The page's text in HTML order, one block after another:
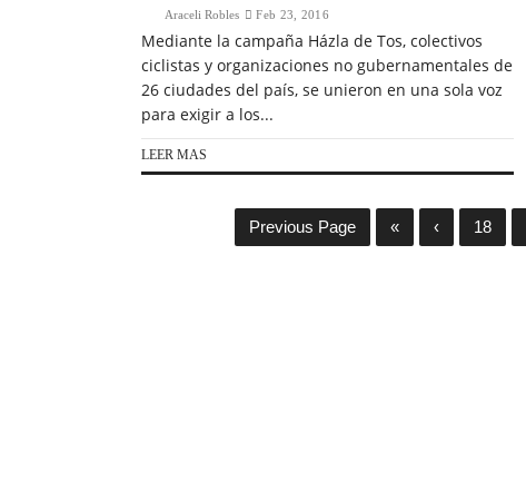
Araceli Robles Feb 23, 2016
Mediante la campaña Házla de Tos, colectivos
ciclistas y organizaciones no gubernamentales de
26 ciudades del país, se unieron en una sola voz
para exigir a los...
LEER MAS
Previous Page « ‹ 18